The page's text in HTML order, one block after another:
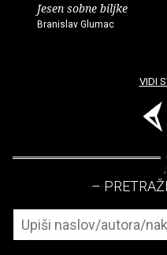
Jesen sobne biljke
Branislav Glumac
VIDI
–